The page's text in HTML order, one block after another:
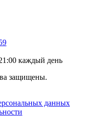
каждый день
защищены.
данных